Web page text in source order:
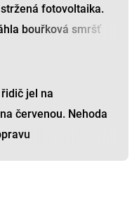
stržená fotovoltaika.
bouřková smršť
jel na
červenou. Nehoda